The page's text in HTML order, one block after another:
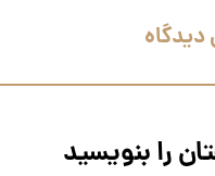
را بنویسید